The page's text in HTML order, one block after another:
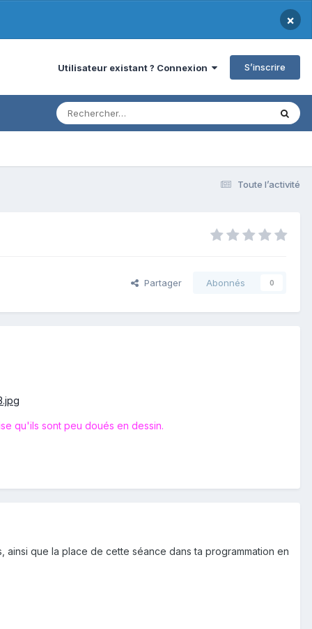
×
Utilisateur existant ? Connexion S’inscrire
Toute l’activité
Partager Abonnés 0
qu'ils sont peu doués en dessin.
que la place de cette séance dans ta programmation en